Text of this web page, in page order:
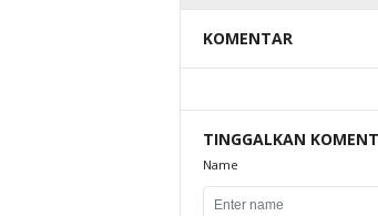
KOMENTAR
TINGGALKAN
Name